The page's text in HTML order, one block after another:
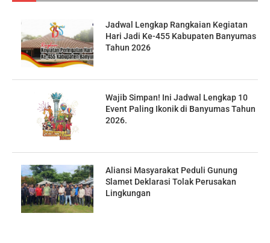
Jadwal Lengkap Rangkaian Kegiatan
Hari Jadi Ke-455 Kabupaten Banyumas
Tahun 2026
Wajib Simpan! Ini Jadwal Lengkap 10
Event Paling Ikonik di Banyumas Tahun
2026.
Aliansi Masyarakat Peduli Gunung
Slamet Deklarasi Tolak Perusakan
Lingkungan